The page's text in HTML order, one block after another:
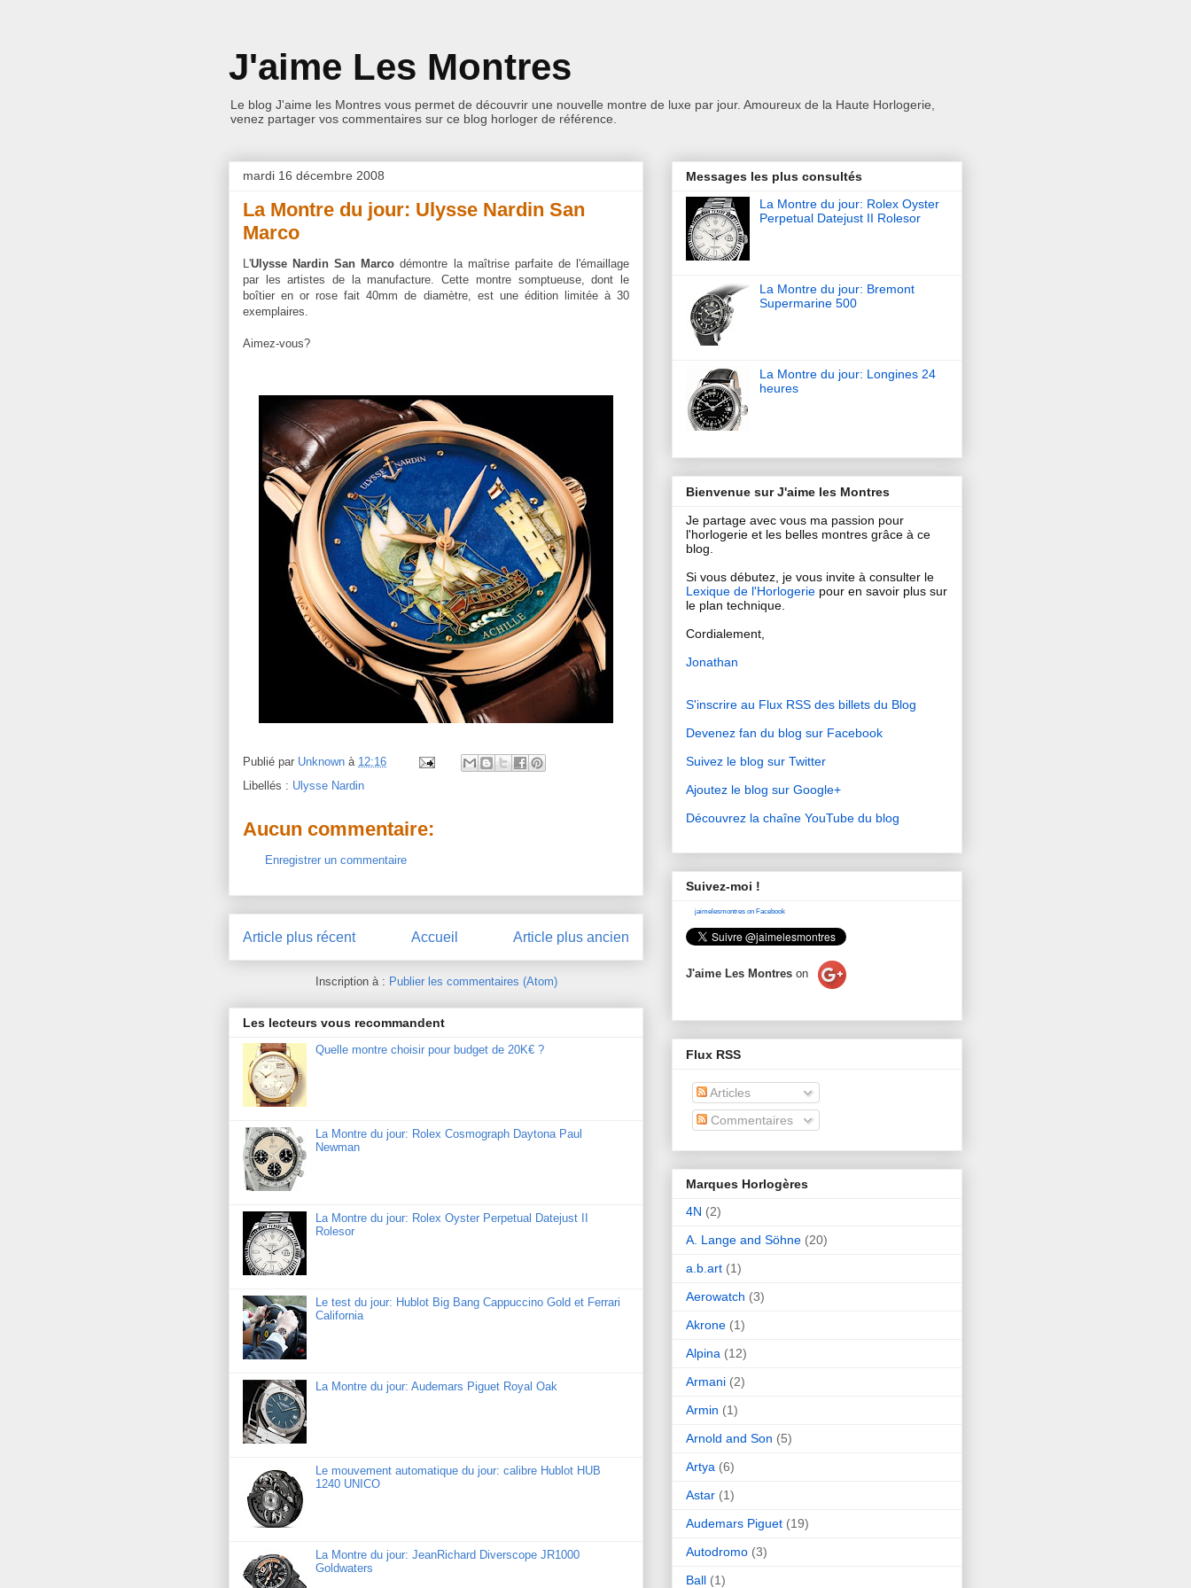
J'aime Les Montres
Le blog J'aime les Montres vous permet de découvrir une nouvelle montre de luxe par jour. Amoureux de la Haute Horlogerie,
venez partager vos commentaires sur ce blog horloger de référence.
mardi 16 décembre 2008
La Montre du jour: Ulysse Nardin San
Marco
L'Ulysse Nardin San Marcodémontre la maîtrise parfaite de l'émaillage
par les artistes de la manufacture. Cette montre somptueuse, dont le
boîtier en or rose fait 40mm de diamètre, est une édition limitée à 30
exemplaires.
Aimez-vous?
Publié par Unknown à 12:16
Libellés : Ulysse Nardin
Aucun commentaire:
Enregistrer un commentaire
Article plus récent Article plus ancien
Accueil
Inscription à : Publier les commentaires (Atom)
Les lecteurs vous recommandent
Quelle montre choisir pour budget de 20K€ ?
La Montre du jour: Rolex Cosmograph Daytona Paul
Newman
La Montre du jour: Rolex Oyster Perpetual Datejust II
Rolesor
Le test du jour: Hublot Big Bang Cappuccino Gold et Ferrari
California
La Montre du jour: Audemars Piguet Royal Oak
Le mouvement automatique du jour: calibre Hublot HUB
1240 UNICO
La Montre du jour: JeanRichard Diverscope JR1000
Goldwaters
Messages les plus consultés
La Montre du jour: Rolex Oyster
Perpetual Datejust II Rolesor
La Montre du jour: Bremont
Supermarine 500
La Montre du jour: Longines 24
heures
Bienvenue sur J'aime les Montres
Je partage avec vous ma passion pour
l'horlogerie et les belles montres grâce à ce
blog.
Si vous débutez, je vous invite à consulter le
Lexique de l'Horlogerie pour en savoir plus sur
le plan technique.
Cordialement,
Jonathan
S'inscrire au Flux RSS des billets du Blog
Devenez fan du blog sur Facebook
Suivez le blog sur Twitter
Ajoutez le blog sur Google+
Découvrez la chaîne YouTube du blog
Suivez-moi !
jaimelesmontres on Facebook
J'aime Les Montres on
Flux RSS
Articles
Commentaires
Marques Horlogères
4N (2)
A. Lange and Söhne (20)
a.b.art (1)
Aerowatch (3)
Akrone (1)
Alpina (12)
Armani (2)
Armin (1)
Arnold and Son (5)
Artya (6)
Astar (1)
Audemars Piguet (19)
Autodromo (3)
Ball (1)